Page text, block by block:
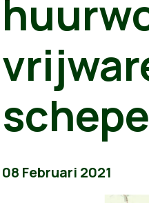
08 Februari 2021